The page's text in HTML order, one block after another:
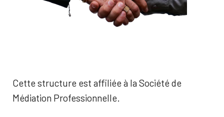
Cette structure est affiliée à la Société de
Médiation Professionnelle.